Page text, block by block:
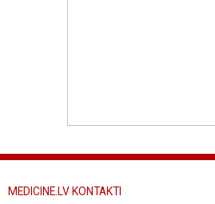
MEDICINE.LV KONTAKTI